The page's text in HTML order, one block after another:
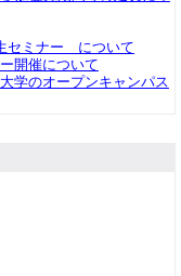
セミナー について
開催について
学のオープンキャンパス